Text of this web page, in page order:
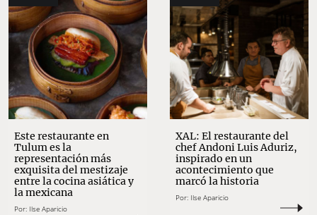
Este restaurante en
Tulum es la
representación más
exquisita del mestizaje
entre la cocina asiática y
la mexicana
Por: Ilse Aparicio
XAL: El restaurante del
chef Andoni Luis Aduriz,
inspirado en un
acontecimiento que
marcó la historia
Por: Ilse Aparicio